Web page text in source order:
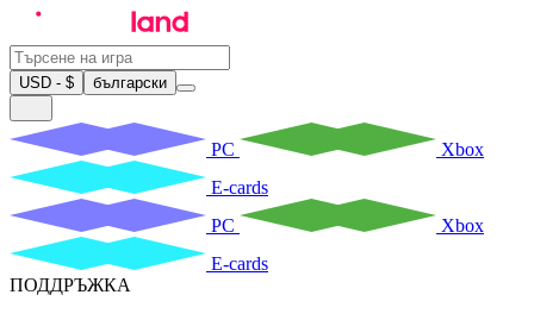
USD - $ български
PC
Xbox
E-cards
PC
Xbox
E-cards
ПОДДРЪЖКА